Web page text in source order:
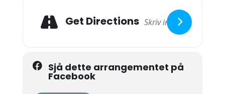
Get Directions
Sjå dette arrangementet på
Facebook